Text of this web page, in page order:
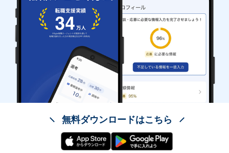
無料ダウンロードはこちら